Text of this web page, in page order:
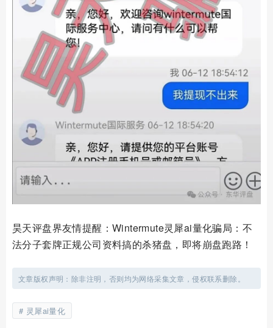
昊天评盘界友情提醒：Wintermute灵犀ai量化骗局：不
法分子套牌正规公司资料搞的杀猪盘，即将崩盘跑路！
文章版权声明：除非注明，否则均为网络采集文章，侵权联系删除。
灵犀ai量化